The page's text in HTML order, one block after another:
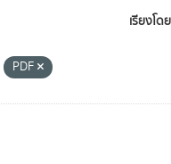
เรียงโดย
PDF